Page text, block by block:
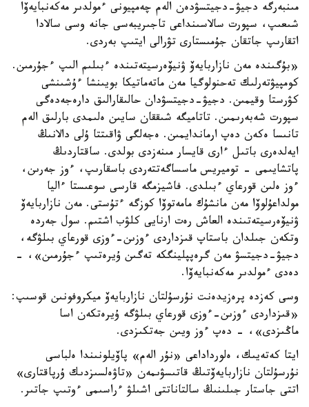
مىنبەرگە دجيۋ-دجيتسۋدەن الەم چەمپيونى ءمولدىر مەكەنبايەۆا
شىعىپ، سپورت سالاسىنداعى تاجىريبەسى جانە وسى سالادا
اتقارىپ جاتقان جۇمىستارى تۋرالى ايتىپ بەردى.
«بۇگىندە مەن نازاربايەۆ ۋنيۆەرسيتەتىندە ءبىلىم الىپ ءجۇرمىن.
كومپيۋتەرلىك تەحنولوگيا مەن ماتەماتيكا بويىنشا ءۇشىنشى
كۋرستا وقيمىن. دجيۋ-دجيتسۋدان حالىقارالىق دارەجەدەگى
سپورت شەبەرىمىن. تاتاميگە شىققان سايىن ەلىمدى بارلىق الەم
تانىسا ەكەن دەپ ارماندايمىن. ەجەلگى ۋاقىتتا ۇلى دالانىڭ
ايەلدەرى باتىل ءارى قايسار مىنەزدى بولدى. ساقتاردىڭ
پاتشايىمى - توميريس ماسساگەتتەردى باسقارىپ، ءوز جەرىن،
ءوز ەلىن قورعاي ءبىلدى. فاشيزمگە قارسى سوعىستا ءاليا
مولداعۇلوۆا مەن مانشۇك مامەتوۆا كوزگە ءتۇستى. مەن نازاربايەۆ
ۋنيۆەرسيتەتىندە العاش رەت ارنايى كلۋب اشتىم. سول جەردە
وتكەن جىلدان باستاپ قىزداردى ءوزىن-ءوزى قورعاي بىلۋگە،
دجيۋ-دجيتسۋ مەن گرەپپلينگكە تەگىن ۇيرەتىپ ءجۇرمىن»، -
دەدى ءمولدىر مەكەنبايەۆا.
وسى كەزدە پرەزيدەنت نۇرسۇلتان نازاربايەۆ ميكروفونىن قوسىپ:
«قىزداردى ءوزىن-ءوزى قورعاي بىلۋگە ۇيرەتكەن اسا
ماڭىزدى»، - دەپ ءوز ويىن جەتكىزدى.
ايتا كەتەيىك، ەلورداداعى «نۇر الەم» پاۆيلونىندا ەلباسى
نۇرسۇلتان نازاربايەۆتىڭ قاتىسۋىمەن «تاۋەلسىزدىك ۇرپاقتارى»
اتتى جاستار جىلىنىڭ سالتاناتتى اشىلۋ ءراسىمى ءوتىپ جاتىر.